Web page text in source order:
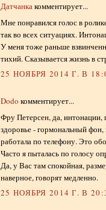
Датчанкакомментирует...
Мне понравился голос в
так во всех ситуациях.
У меня тоже раньше
тихий. Сказывается жизнь в
25 НОЯБРЯ 2014 Г. В
Dodo комментирует...
Фру Петерсен, да,
здоровье - гормональный
работала по телефону. Это
Часто я пыталась по голосу
Да, у Вас там спокойная,
наверное, говорят медленно.
25 НОЯБРЯ 2014 Г. В